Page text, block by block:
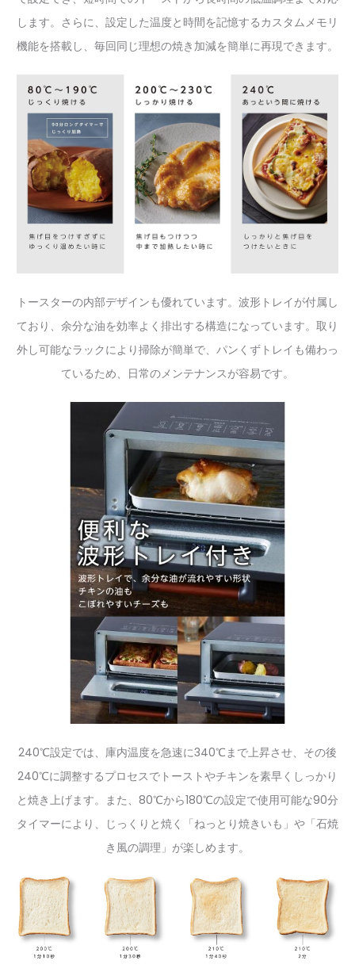
します。さらに、設定した温度と時間を記憶するカスタムメモリ
機能を搭載し、毎回同じ理想の焼き加減を簡単に再現できます。
トースターの内部デザインも優れています。波形トレイが付属し
ており、余分な油を効率よく排出する構造になっています。取り
外し可能なラックにより掃除が簡単で、パンくずトレイも備わっ
ているため、日常のメンテナンスが容易です。
240℃設定では、庫内温度を急速に340℃まで上昇させ、その後
240℃に調整するプロセスでトーストやチキンを素早くしっかり
と焼き上げます。また、80℃から180℃の設定で使用可能な90分
タイマーにより、じっくりと焼く「ねっとり焼きいも」や「石焼
き風の調理」が楽しめます。